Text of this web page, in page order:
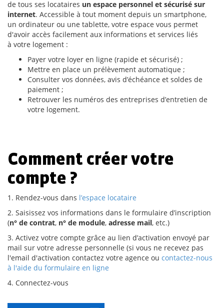
de tous ses locataires un espace personnel et sécurisé sur
internet. Accessible à tout moment depuis un smartphone,
un ordinateur ou une tablette, votre espace vous permet
d'avoir accès facilement aux informations et services liés
à votre logement :
Payer votre loyer en ligne (rapide et sécurisé) ;
Mettre en place un prélèvement automatique ;
Consulter vos données, avis d’échéance et soldes de
paiement ;
Retrouver les numéros des entreprises d’entretien de
votre logement.
Comment créer votre
compte ?
1. Rendez-vous dans l’espace locataire
2. Saisissez vos informations dans le formulaire d’inscription
(n° de contrat, n° de module, adresse mail, etc.)
3. Activez votre compte grâce au lien d’activation envoyé par
mail sur votre adresse personnelle (si vous ne recevez pas
l'email d'activation contactez votre agence ou contactez-nous
à l'aide du formulaire en ligne
4. Connectez-vous